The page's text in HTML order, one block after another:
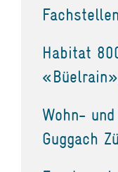
Fachstellen
Habitat
Wohn-
Guggach